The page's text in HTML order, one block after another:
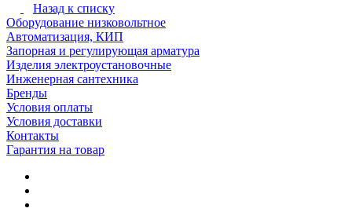
Назад к списку
Оборудование низковольтное
Автоматизация, КИП
Запорная и регулирующая арматура
Изделия электроустановочные
Инженерная сантехника
Бренды
Условия оплаты
Условия доставки
Контакты
Гарантия на товар